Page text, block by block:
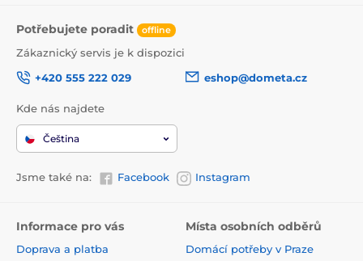
Potřebujete poradit offline
Zákaznický servis je k dispozici
+420 555 222 029
eshop@dometa.cz
Kde nás najdete
Čeština
Jsme také na: Facebook Instagram
Informace pro vás
Doprava a platba
Místa osobních odběrů
Domácí potřeby v Praze